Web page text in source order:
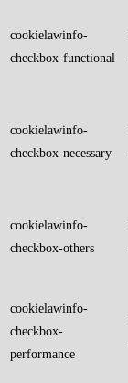
cookielawinfo-
checkbox-functional
cookielawinfo-
checkbox-necessary
cookielawinfo-
checkbox-others
cookielawinfo-
checkbox-
performance